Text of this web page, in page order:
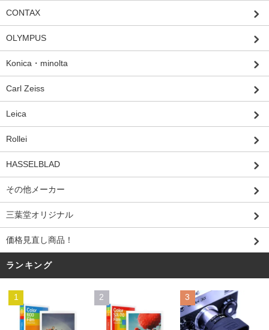
CONTAX
OLYMPUS
Konica・minolta
Carl Zeiss
Leica
Rollei
HASSELBLAD
その他メーカー
三葉堂オリジナル
価格見直し商品！
ランキング
1 2 3